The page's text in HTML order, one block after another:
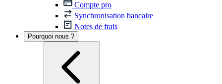
Compte pro
Synchronisation bancaire
Notes de frais
Pourquoi nous ?